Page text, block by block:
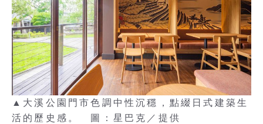
▲大溪公園門市色調中性沉穩，點綴日式建築生
活的歷史感。 圖：星巴克／提供